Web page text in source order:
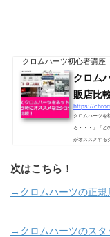
クロムハーツ初心者講座
クロム
販店比
https://
クロムハーツを
る・・・」「ど
がオススメする
次はこちら！
→クロムハーツの正規
→クロムハーツのスタ